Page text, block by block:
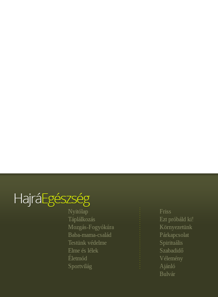
Nyitólap
Táplálkozás
Mozgás-Fogyókúra
Baba-mama-család
Testünk védelme
Elme és lélek
Életmód
Sportvilág
Friss
Ezt próbáld ki!
Környezetünk
Párkapcsolat
Spirituális
Szabadidő
Vélemény
Ajánló
Bulvár